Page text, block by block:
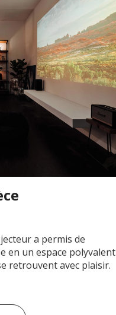
a permis de
en un espace polyvalent
retrouvent avec plaisir.